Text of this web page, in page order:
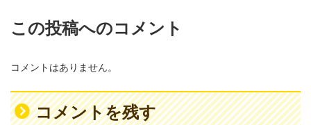
この投稿へのコメント
コメントはありません。
コメントを残す